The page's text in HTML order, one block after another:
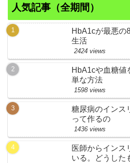
人気記事（全期間）
HbA1cが最悪の
生活
2424 views
HbA1cや血糖値
単な方法
1598 views
糖尿病のイン
って作るの
1436 views
医師からインス
いる。どうした